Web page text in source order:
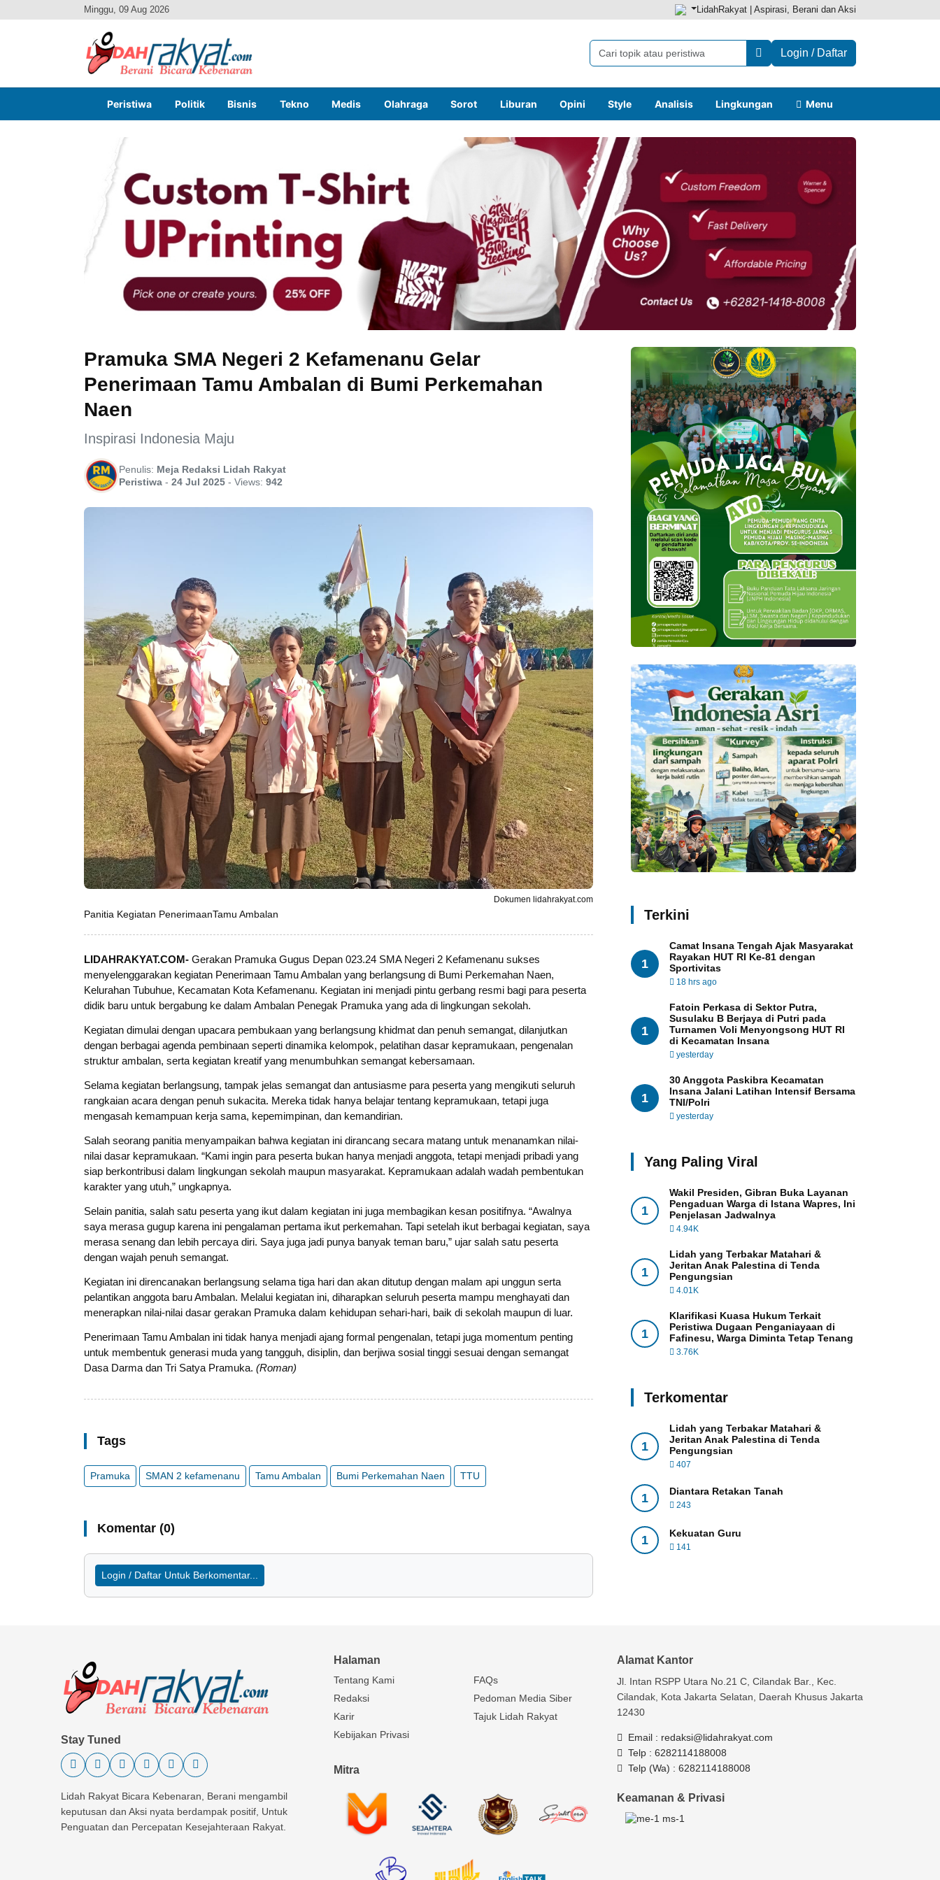
Minggu, 09 Aug 2026 LidahRakyat | Aspirasi, Berani dan Aksi
Login / Daftar
Peristiwa Politik Bisnis Tekno Medis Olahraga Sorot Liburan Opini Style Analisis Lingkungan Menu
Pramuka SMA Negeri 2 Kefamenanu Gelar
Penerimaan Tamu Ambalan di Bumi Perkemahan
Naen
Inspirasi Indonesia Maju
Penulis: Meja Redaksi Lidah Rakyat
Peristiwa - 24 Jul 2025 - Views: 942
Dokumen lidahrakyat.com
Panitia Kegiatan PenerimaanTamu Ambalan
LIDAHRAKYAT.COM- Gerakan Pramuka Gugus Depan 023.24 SMA Negeri 2 Kefamenanu sukses
menyelenggarakan kegiatan Penerimaan Tamu Ambalan yang berlangsung di Bumi Perkemahan Naen,
Kelurahan Tubuhue, Kecamatan Kota Kefamenanu. Kegiatan ini menjadi pintu gerbang resmi bagi para peserta
didik baru untuk bergabung ke dalam Ambalan Penegak Pramuka yang ada di lingkungan sekolah.
Kegiatan dimulai dengan upacara pembukaan yang berlangsung khidmat dan penuh semangat, dilanjutkan
dengan berbagai agenda pembinaan seperti dinamika kelompok, pelatihan dasar kepramukaan, pengenalan
struktur ambalan, serta kegiatan kreatif yang menumbuhkan semangat kebersamaan.
Selama kegiatan berlangsung, tampak jelas semangat dan antusiasme para peserta yang mengikuti seluruh
rangkaian acara dengan penuh sukacita. Mereka tidak hanya belajar tentang kepramukaan, tetapi juga
mengasah kemampuan kerja sama, kepemimpinan, dan kemandirian.
Salah seorang panitia menyampaikan bahwa kegiatan ini dirancang secara matang untuk menanamkan nilai-
nilai dasar kepramukaan. “Kami ingin para peserta bukan hanya menjadi anggota, tetapi menjadi pribadi yang
siap berkontribusi dalam lingkungan sekolah maupun masyarakat. Kepramukaan adalah wadah pembentukan
karakter yang utuh,” ungkapnya.
Selain panitia, salah satu peserta yang ikut dalam kegiatan ini juga membagikan kesan positifnya. “Awalnya
saya merasa gugup karena ini pengalaman pertama ikut perkemahan. Tapi setelah ikut berbagai kegiatan, saya
merasa senang dan lebih percaya diri. Saya juga jadi punya banyak teman baru,” ujar salah satu peserta
dengan wajah penuh semangat.
Kegiatan ini direncanakan berlangsung selama tiga hari dan akan ditutup dengan malam api unggun serta
pelantikan anggota baru Ambalan. Melalui kegiatan ini, diharapkan seluruh peserta mampu menghayati dan
menerapkan nilai-nilai dasar gerakan Pramuka dalam kehidupan sehari-hari, baik di sekolah maupun di luar.
Penerimaan Tamu Ambalan ini tidak hanya menjadi ajang formal pengenalan, tetapi juga momentum penting
untuk membentuk generasi muda yang tangguh, disiplin, dan berjiwa sosial tinggi sesuai dengan semangat
Dasa Darma dan Tri Satya Pramuka. (Roman)
Tags
Pramuka SMAN 2 kefamenanu Tamu Ambalan Bumi Perkemahan Naen TTU
Komentar (0)
Login / Daftar Untuk Berkomentar...
Terkini
1
Camat Insana Tengah Ajak Masyarakat
Rayakan HUT RI Ke-81 dengan
Sportivitas
18 hrs ago
1
Fatoin Perkasa di Sektor Putra,
Susulaku B Berjaya di Putri pada
Turnamen Voli Menyongsong HUT RI
di Kecamatan Insana
yesterday
1
30 Anggota Paskibra Kecamatan
Insana Jalani Latihan Intensif Bersama
TNI/Polri
yesterday
Yang Paling Viral
1
Wakil Presiden, Gibran Buka Layanan
Pengaduan Warga di Istana Wapres, Ini
Penjelasan Jadwalnya
4.94K
1
Lidah yang Terbakar Matahari &
Jeritan Anak Palestina di Tenda
Pengungsian
4.01K
1
Klarifikasi Kuasa Hukum Terkait
Peristiwa Dugaan Penganiayaan di
Fafinesu, Warga Diminta Tetap Tenang
3.76K
Terkomentar
1
Lidah yang Terbakar Matahari &
Jeritan Anak Palestina di Tenda
Pengungsian
407
1 Diantara Retakan Tanah
243
1 Kekuatan Guru
141
Stay Tuned
Lidah Rakyat Bicara Kebenaran, Berani mengambil
keputusan dan Aksi nyata berdampak positif, Untuk
Penguatan dan Percepatan Kesejahteraan Rakyat.
Halaman
Tentang Kami
Redaksi
Karir
Kebijakan Privasi
FAQs
Pedoman Media Siber
Tajuk Lidah Rakyat
Mitra
Alamat Kantor
Jl. Intan RSPP Utara No.21 C, Cilandak Bar., Kec.
Cilandak, Kota Jakarta Selatan, Daerah Khusus Jakarta
12430
Email : redaksi@lidahrakyat.com
Telp : 6282114188008
Telp (Wa) : 6282114188008
Keamanan & Privasi